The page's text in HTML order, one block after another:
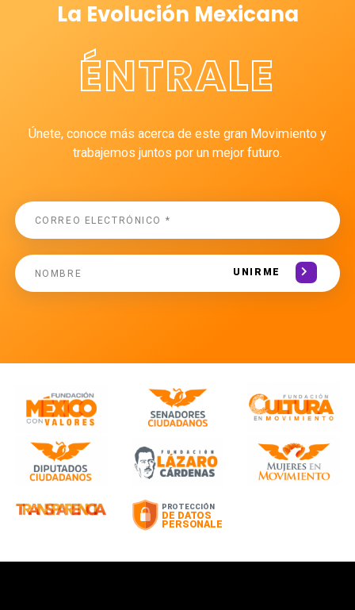
La Evolución Mexicana
ÉNTRALE
Únete, conoce más acerca de este gran Movimiento y
trabajemos juntos por un mejor futuro.
UNIRME